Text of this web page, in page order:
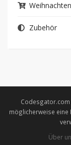
Zubehör
Codesgator.com
möglicherweise eine
Über